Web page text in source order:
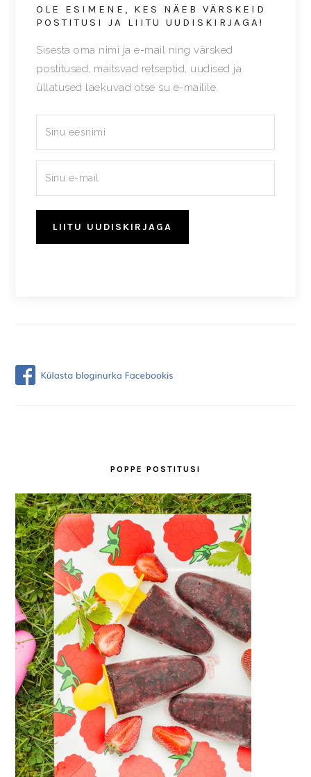
OLE ESIMENE, KES NÄEB VÄRSKEID
POSTITUSI JA LIITU UUDISKIRJAGA!
Sisesta oma nimi ja e-mail ning värsked
postitused, maitsvad retseptid, uudised ja
üllatused laekuvad otse su e-mailile.
LIITU UUDISKIRJAGA
POPPE POSTITUSI